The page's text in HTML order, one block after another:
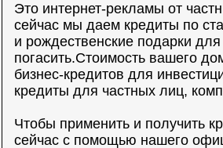
Это интернет-рекламы от
сейчас мы даем кредиты по
и рождественские подарки
погасить.Стоимость вашего
бизнес-кредитов для
кредиты для частных лиц,
Чтобы применить и получить
сейчас с помощью нашего